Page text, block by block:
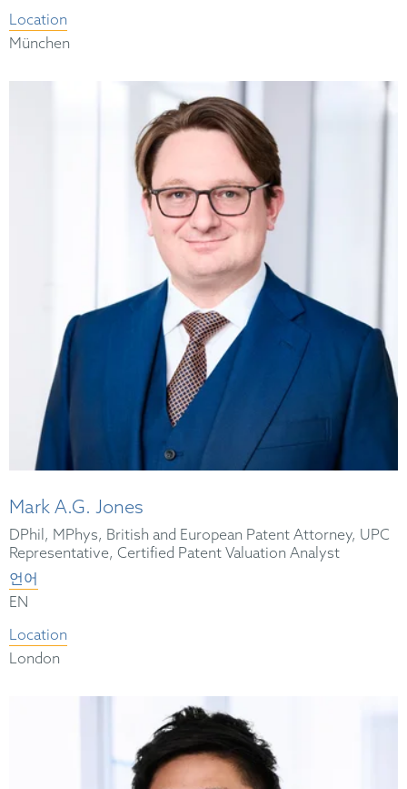
Location
München
Mark A.G. Jones
DPhil, MPhys, British and European Patent Attorney, UPC
Representative, Certified Patent Valuation Analyst
언어
EN
Location
London